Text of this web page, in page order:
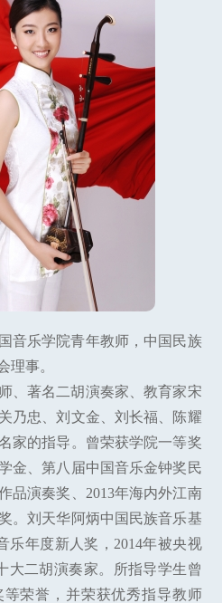
音乐学院青年教师，中国民族
理事。
、著名二胡演奏家、教育家宋
乃忠、刘文金、刘长福、陈耀
家的指导。曾荣获学院一等奖
金、第八届中国音乐金钟奖民
品演奏奖、2013年海内外江南
。刘天华阿炳中国民族音乐基
乐年度新人奖，2014年被央视
大二胡演奏家。所指导学生曾
荣誉，并荣获优秀指导教师